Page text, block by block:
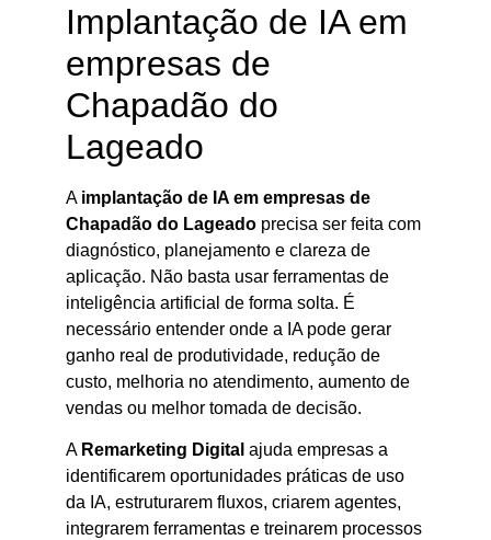
Implantação de IA em
empresas de
Chapadão do
Lageado
A implantação de IA em empresas de
Chapadão do Lageado precisa ser feita com
diagnóstico, planejamento e clareza de
aplicação. Não basta usar ferramentas de
inteligência artificial de forma solta. É
necessário entender onde a IA pode gerar
ganho real de produtividade, redução de
custo, melhoria no atendimento, aumento de
vendas ou melhor tomada de decisão.
A Remarketing Digital ajuda empresas a
identificarem oportunidades práticas de uso
da IA, estruturarem fluxos, criarem agentes,
integrarem ferramentas e treinarem processos